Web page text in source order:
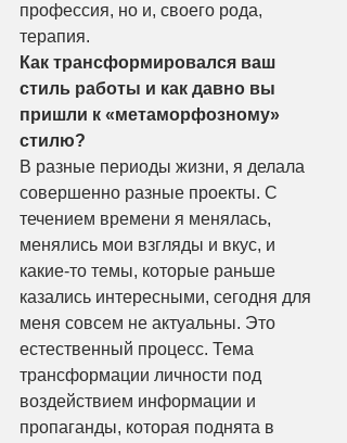
профессия, но и, своего рода,
терапия.
Как трансформировался ваш
стиль работы и как давно вы
пришли к «метаморфозному»
стилю?
В разные периоды жизни, я делала
совершенно разные проекты. С
течением времени я менялась,
менялись мои взгляды и вкус, и
какие-то темы, которые раньше
казались интересными, сегодня для
меня совсем не актуальны. Это
естественный процесс. Тема
трансформации личности под
воздействием информации и
пропаганды, которая поднята в